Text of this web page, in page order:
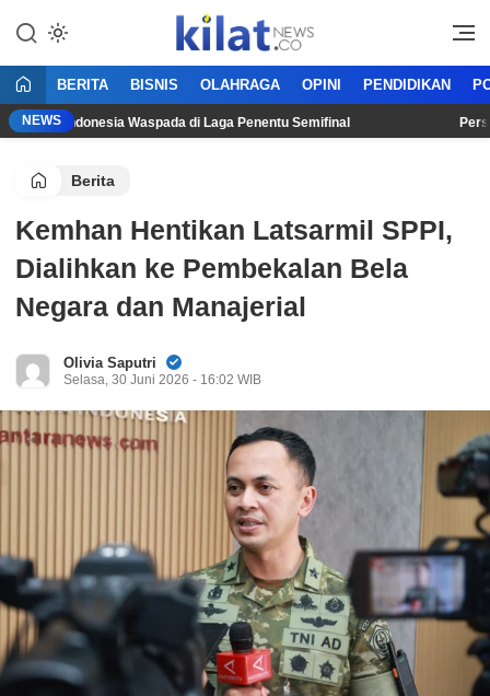
KilatNews.co
Mencerdaskan Anak Bangsa
BERITA BISNIS OLAHRAGA OPINI PENDIDIKAN
NEWS
Indonesia Waspada di Laga Penentu Semifinal Persib
Berita
Kemhan Hentikan Latsarmil SPPI,
Dialihkan ke Pembekalan Bela
Negara dan Manajerial
Olivia Saputri
Selasa, 30 Juni 2026 - 16:02 WIB